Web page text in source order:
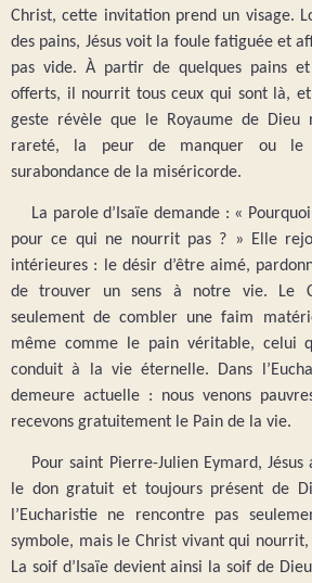
Christ, cette invitation prend un visage.
des pains, Jésus voit la foule fatiguée et
pas vide. À partir de quelques pains et
offerts, il nourrit tous ceux qui sont là,
geste révèle que le Royaume de Dieu
rareté, la peur de manquer ou le
surabondance de la miséricorde.
La parole d’Isaïe demande : «
pour ce qui ne nourrit pas ? » Elle
intérieures : le désir d’être aimé,
de trouver un sens à notre vie. Le
seulement de combler une faim
même comme le pain véritable,
conduit à la vie éternelle. Dans
demeure actuelle : nous venons
recevons gratuitement le Pain de la vie.
Pour saint Pierre-Julien Eymard,
le don gratuit et toujours présent de
l’Eucharistie ne rencontre pas
symbole, mais le Christ vivant qui
La soif d’Isaïe devient ainsi la soif de